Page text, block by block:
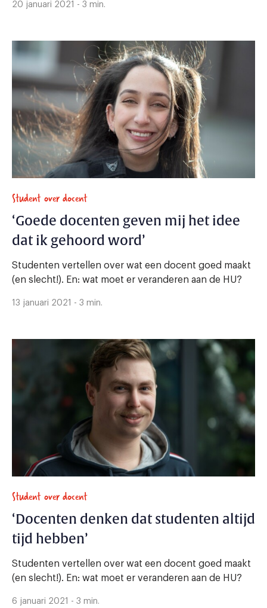
20 januari 2021 - 3 min.
Student over docent
‘Goede docenten geven mij het idee
dat ik gehoord word’
Studenten vertellen over wat een docent goed maakt
(en slecht!). En: wat moet er veranderen aan de HU?
13 januari 2021 - 3 min.
Student over docent
‘Docenten denken dat studenten altijd
tijd hebben’
Studenten vertellen over wat een docent goed maakt
(en slecht!). En: wat moet er veranderen aan de HU?
6 januari 2021 - 3 min.